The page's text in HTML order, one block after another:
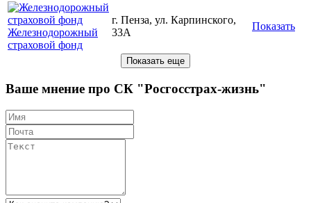
Железнодорожный
страховой фонд
г. Пенза, ул. Карпинского,
33А
Показать
Ваше мнение про СК "Росгосстрах-жизнь"